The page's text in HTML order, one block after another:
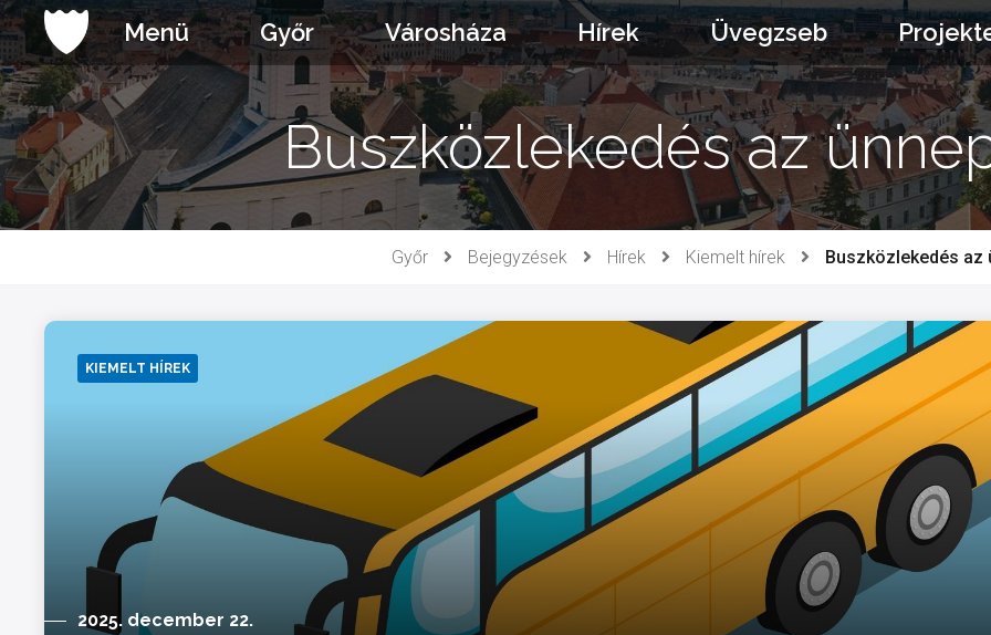
Ugrás
a
tartalomhoz
Menü Győr Városháza Hírek Üvegzseb
Buszközlekedés az
Győr Bejegyzések Hírek Kiemelt hírek Buszközlekedés az
KIEMELT HÍREK
2025. december 22.